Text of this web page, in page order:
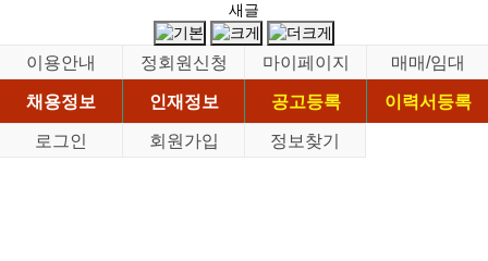
새글
이용안내 정회원신청 마이페이지
매매/임대
채용정보
인재정보 공고등록
이력서등록
로그인
회원가입 정보찾기